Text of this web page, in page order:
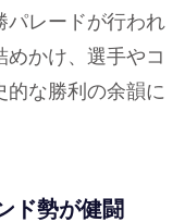
パレードが行われ
めかけ、選手やコ
的な勝利の余韻に
ド勢が健闘